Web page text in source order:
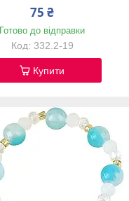
75 ₴
Готово до відправки
332.2-19
Купити